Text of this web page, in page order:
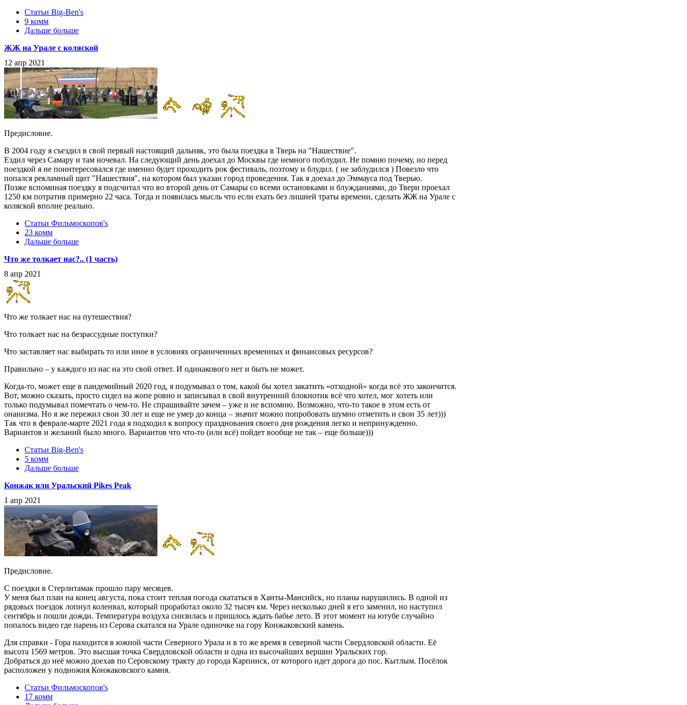
Статьи Big-Ben's
9 комм
Дальше больше
ЖЖ на Урале с коляской
12 апр 2021
Предисловие.
В 2004 году я съездил в свой первый настоящий дальняк, это была поездка в Тверь на "Нашествие".
Ездил через Самару и там ночевал. На следующий день доехал до Москвы где немного поблудил. Не помню почему, но перед
поездкой я не поинтересовался где именно будет проходить рок фестиваль, поэтому и блудил. ( не заблудился ) Повезло что
попался рекламный щит "Нашествия", на котором был указан город проведения. Так я доехал до Эммауса под Тверью.
Позже вспоминая поездку я подсчитал что во второй день от Самары со всеми остановками и блужданиями, до Твери проехал
1250 км потратив примерно 22 часа. Тогда и появилась мысль что если ехать без лишней траты времени, сделать ЖЖ на Урале с
коляской вполне реально.
Статьи Фильмоскопов's
23 комм
Дальше больше
Что же толкает нас?.. (1 часть)
8 апр 2021
Что же толкает нас на путешествия?
Что толкает нас на безрассудные поступки?
Что заставляет нас выбирать то или иное в условиях ограниченных временных и финансовых ресурсов?
Правильно – у каждого из нас на это свой ответ. И одинакового нет и быть не может.
Когда-то, может еще в пандемийный 2020 год, я подумывал о том, какой бы хотел закатить «отходной» когда всё это закончится.
Вот, можно сказать, просто сидел на жопе ровно и записывал в свой внутренний блокнотик всё что хотел, мог хотеть или
только подумывал помечтать о чем-то. Не спрашивайте зачем – уже и не вспомню. Возможно, что-то такое в этом есть от
онанизма. Но я же пережил свои 30 лет и еще не умер до конца – значит можно попробовать шумно отметить и свои 35 лет)))
Так что в феврале-марте 2021 года я подходил к вопросу празднования своего дня рождения легко и непринужденно.
Вариантов и желаний было много. Вариантов что что-то (или всё) пойдет вообще не так – еще больше)))
Статьи Big-Ben's
5 комм
Дальше больше
Конжак или Уральский Pikes Peak
1 апр 2021
Предисловие.
С поездки в Стерлитамак прошло пару месяцев.
У меня был план на конец августа, пока стоит теплая погода скататься в Ханты-Мансийск, но планы нарушились. В одной из
рядовых поездок лопнул коленвал, который проработал около 32 тысяч км. Через несколько дней я его заменил, но наступил
сентябрь и пошли дожди. Температура воздуха снизилась и пришлось ждать бабье лето. В этот момент на ютубе случайно
попалось видео где парень из Серова скатался на Урале одиночке на гору Конжаковский камень.
Для справки - Гора находится в южной части Северного Урала и в то же время в северной части Свердловской области. Её
высота 1569 метров. Это высшая точка Свердловской области и одна из высочайших вершин Уральских гор.
Добраться до неё можно доехав по Серовскому тракту до города Карпинск, от которого идет дорога до пос. Кытлым. Посёлок
расположен у подножия Конжаковского камня.
Статьи Фильмоскопов's
17 комм